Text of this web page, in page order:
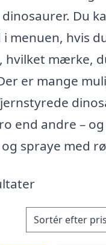
Du
menuen, hvis
hvilket mærke,
er mange
end andre –
spraye med